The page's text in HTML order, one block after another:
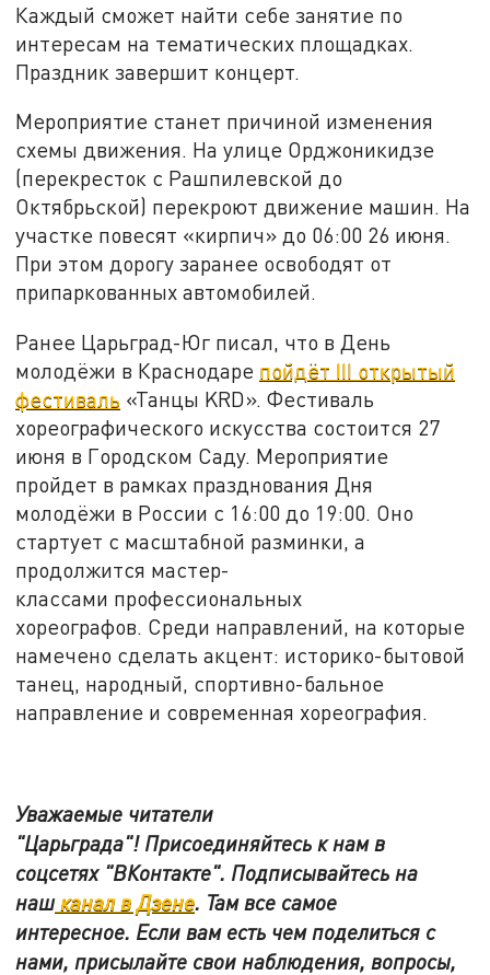
Каждый сможет найти себе занятие по
интересам на тематических площадках.
Праздник завершит концерт.
Мероприятие станет причиной изменения
схемы движения. На улице Орджоникидзе
(перекресток с Рашпилевской до
Октябрьской) перекроют движение машин. На
участке повесят «кирпич» до 06:00 26 июня.
При этом дорогу заранее освободят от
припаркованных автомобилей.
Ранее Царьград-Юг писал, что в День
молодёжи в Краснодаре пойдёт III открытый
фестиваль «Танцы KRD». Фестиваль
хореографического искусства состоится 27
июня в Городском Саду. Мероприятие
пройдет в рамках празднования Дня
молодёжи в России с 16:00 до 19:00. Оно
стартует с масштабной разминки, а
продолжится мастер-
классами профессиональных
хореографов. Среди направлений, на которые
намечено сделать акцент: историко-бытовой
танец, народный, спортивно-бальное
направление и современная хореография.
Уважаемые читатели
"Царьграда"! Присоединяйтесь к нам в
соцсетях "ВКонтакте". Подписывайтесь на
нашканал в Дзене. Там все самое
интересное. Если вам есть чем поделиться с
нами, присылайте свои наблюдения, вопросы,